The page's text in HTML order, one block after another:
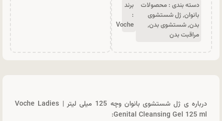
دسته بندی : محصولات
بانوان,ژل شستشوی
بدن,شستشوی بدن,
مراقبت بدن
برند
:
Voche
درباره ی ژل شستشوی بانوان وچه 125 میلی لیتر | Voche Ladies
Genital Cleansing Gel 125 ml: